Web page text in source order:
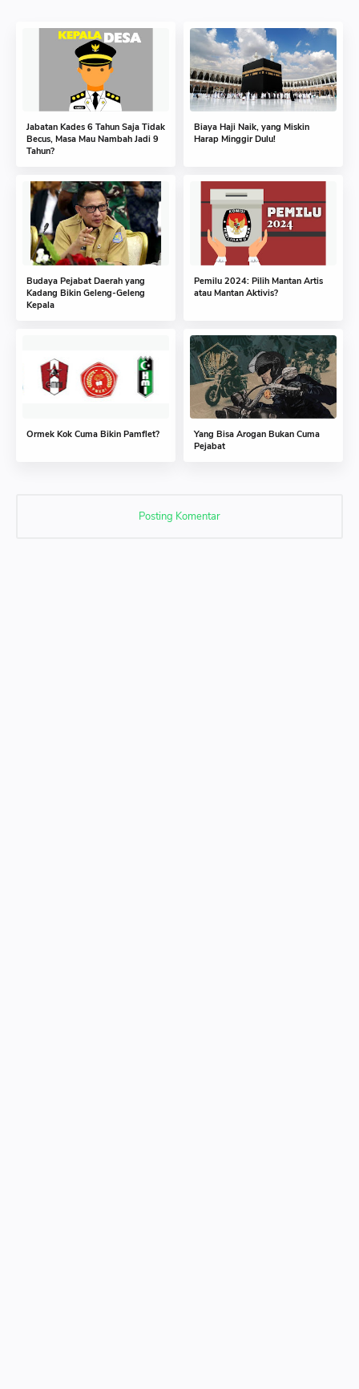
Jabatan Kades 6 Tahun Saja Tidak
Becus, Masa Mau Nambah Jadi 9
Tahun?
Biaya Haji Naik, yang Miskin
Harap Minggir Dulu!
Budaya Pejabat Daerah yang
Kadang Bikin Geleng-Geleng
Kepala
Pemilu 2024: Pilih Mantan Artis
atau Mantan Aktivis?
Ormek Kok Cuma Bikin Pamflet?
Yang Bisa Arogan Bukan Cuma
Pejabat
Posting Komentar